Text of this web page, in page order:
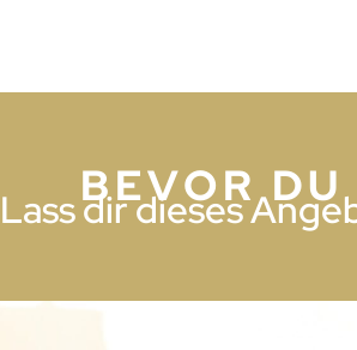
BEVOR
Lass dir dieses